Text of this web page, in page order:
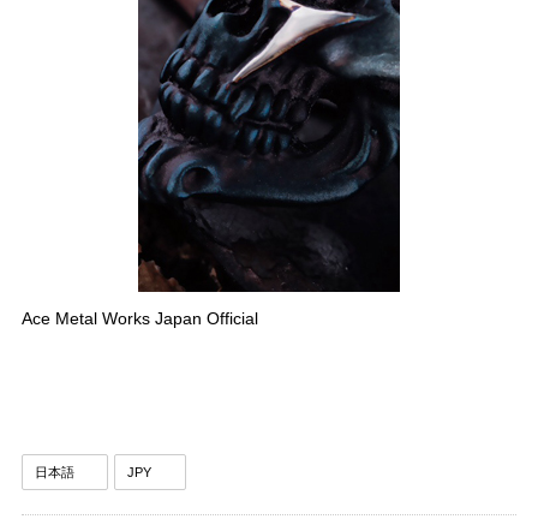
Ace Metal Works Japan Official